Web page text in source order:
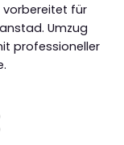
vorbereitet für
Umzug
professioneller